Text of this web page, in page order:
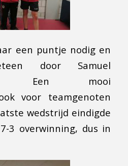
een puntje nodig en
door Samuel
Een mooi
voor teamgenoten
wedstrijd eindigde
3 overwinning, dus in